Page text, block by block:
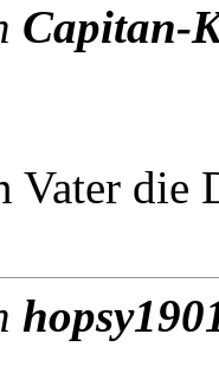
Capitan-
Vater die